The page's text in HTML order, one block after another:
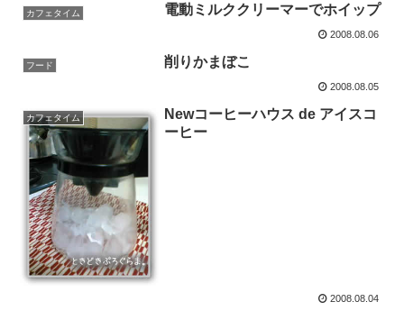
カフェタイム 電動ミルククリーマーでホイップ
2008.08.06
フード 削りかまぼこ
2008.08.05
カフェタイム
Newコーヒーハウス de アイスコ
ーヒー
2008.08.04